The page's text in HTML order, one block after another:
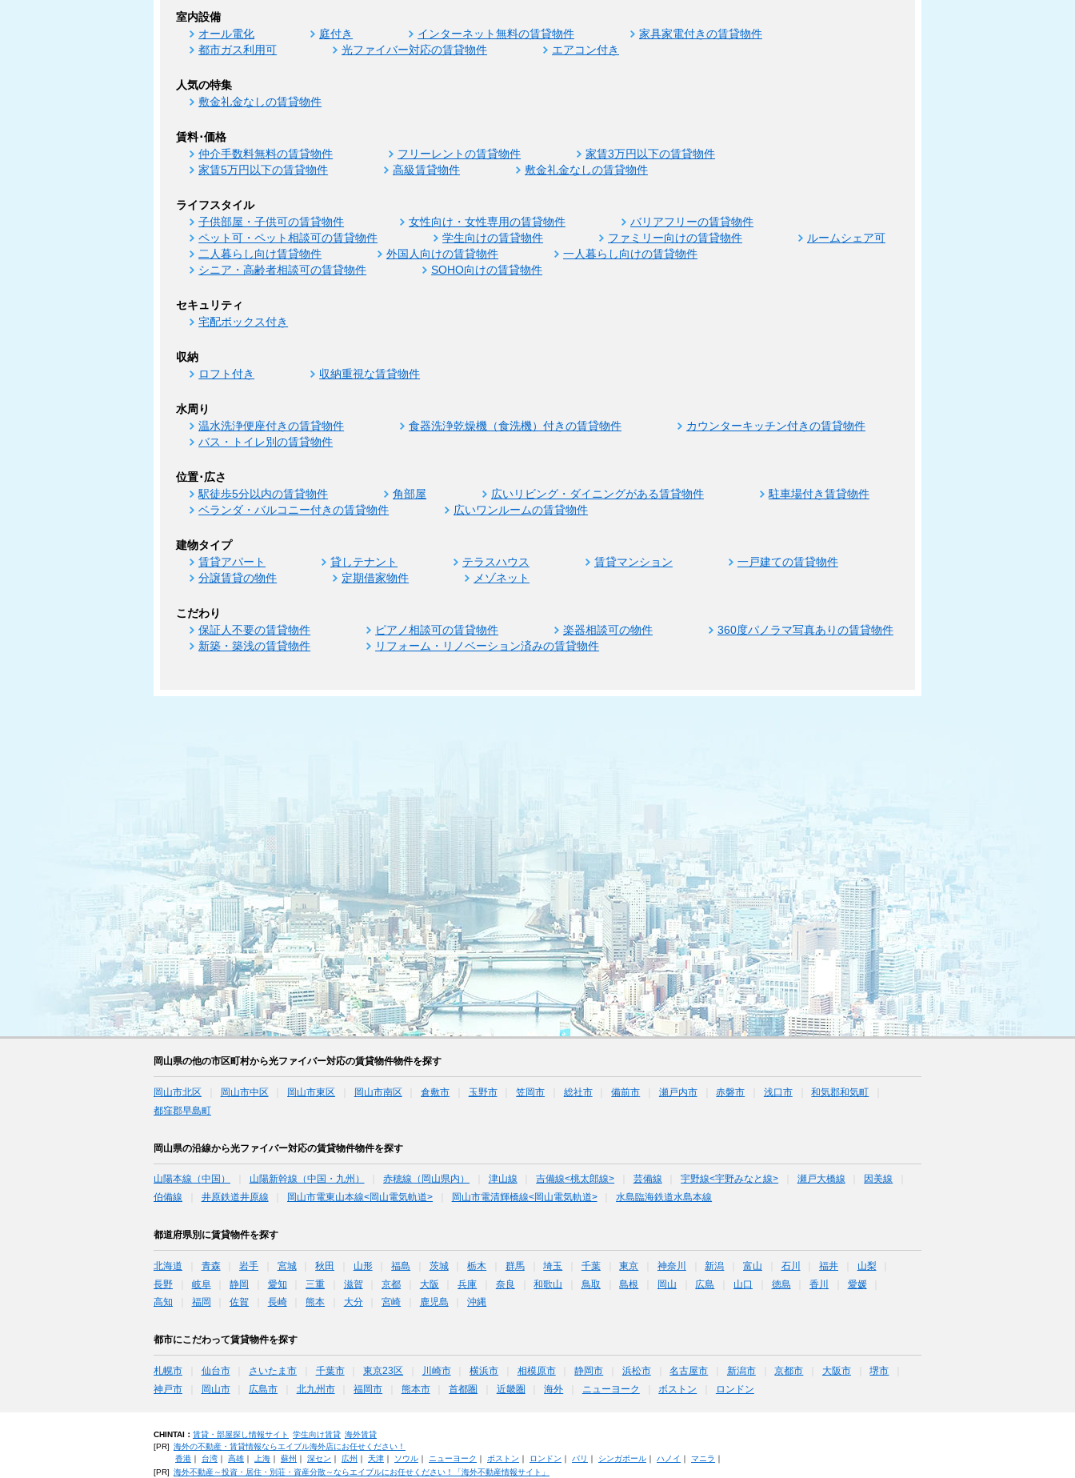
室内設備
オール電化 庭付き インターネット無料の賃貸物件
家具家電付きの賃貸物件
都市ガス利用可
光ファイバー対応の賃貸物件 エアコン付き
人気の特集
敷金礼金なしの賃貸物件
賃料･価格
仲介手数料無料の賃貸物件 フリーレントの賃貸物件
家賃3万円以下の賃貸物件
家賃5万円以下の賃貸物件
高級賃貸物件 敷金礼金なしの賃貸物件
ライフスタイル
子供部屋・子供可の賃貸物件 女性向け・女性専用の賃貸物件
バリアフリーの賃貸物件
ペット可・ペット相談可の賃貸物件
学生向けの賃貸物件 ファミリー向けの賃貸物件
ルームシェア可
二人暮らし向け賃貸物件
外国人向けの賃貸物件
一人暮らし向けの賃貸物件
シニア・高齢者相談可の賃貸物件
SOHO向けの賃貸物件
セキュリティ
宅配ボックス付き
収納
ロフト付き 収納重視な賃貸物件
水周り
温水洗浄便座付きの賃貸物件 食器洗浄乾燥機（食洗機）付きの賃貸物件
カウンターキッチン付きの賃貸物件
バス・トイレ別の賃貸物件
位置･広さ
駅徒歩5分以内の賃貸物件 角部屋 広いリビング・ダイニングがある賃貸物件
駐車場付き賃貸物件
ベランダ・バルコニー付きの賃貸物件
広いワンルームの賃貸物件
建物タイプ
賃貸アパート 貸しテナント テラスハウス 賃貸マンション
一戸建ての賃貸物件
分譲賃貸の物件
定期借家物件 メゾネット
こだわり
保証人不要の賃貸物件 ピアノ相談可の賃貸物件 楽器相談可の物件
360度パノラマ写真ありの賃貸物件
新築・築浅の賃貸物件
リフォーム・リノベーション済みの賃貸物件
岡山県の他の市区町村から光ファイバー対応の賃貸物件物件を探す
岡山市北区 岡山市中区 岡山市東区 岡山市南区 倉敷市 玉野市 笠岡市 総社市 備前市 瀬戸内市 赤磐市 浅口市
和気郡和気町
都窪郡早島町
岡山県の沿線から光ファイバー対応の賃貸物件物件を探す
山陽本線（中国） 山陽新幹線（中国・九州） 赤穂線（岡山県内） 津山線 吉備線<桃太郎線> 芸備線 宇野線<宇野みなと線> 瀬戸大橋線
因美線
伯備線
井原鉄道井原線 岡山市電東山本線<岡山電気軌道> 岡山市電清輝橋線<岡山電気軌道> 水島臨海鉄道水島本線
都道府県別に賃貸物件を探す
北海道 青森 岩手 宮城 秋田 山形 福島 茨城 栃木 群馬 埼玉 千葉 東京 神奈川 新潟 富山 石川 福井
山梨
長野
岐阜 静岡 愛知 三重 滋賀 京都 大阪 兵庫 奈良 和歌山 鳥取 島根 岡山 広島 山口 徳島 香川
愛媛
高知
福岡 佐賀 長崎 熊本 大分 宮崎 鹿児島 沖縄
都市にこだわって賃貸物件を探す
札幌市 仙台市 さいたま市 千葉市 東京23区 川崎市 横浜市 相模原市 静岡市 浜松市 名古屋市 新潟市 京都市 大阪市
堺市
神戸市
岡山市 広島市 北九州市 福岡市 熊本市 首都圏 近畿圏 海外 ニューヨーク ボストン ロンドン
CHINTAI： 賃貸・部屋探し情報サイト 学生向け賃貸 海外賃貸
[PR] 海外の不動産・賃貸情報ならエイブル海外店にお任せください！
香港｜ 台湾｜ 高雄｜ 上海｜ 蘇州 ｜ 深セン ｜ 広州 ｜ 天津｜ ソウル｜ ニューヨーク ｜ ボストン ｜ ロンドン ｜ パリ ｜ シンガポール｜ ハノイ ｜ マニラ ｜
[PR] 海外不動産～投資・居住・別荘・資産分散～ならエイブルにお任せください！「海外不動産情報サイト」